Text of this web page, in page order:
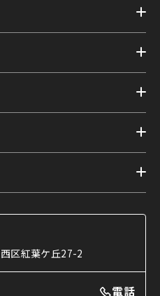
区紅葉ケ丘27-2
電話